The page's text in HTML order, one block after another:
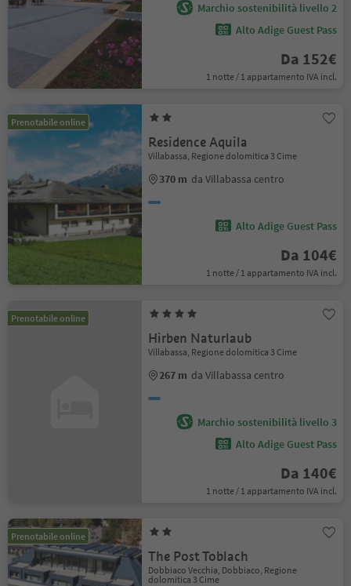
Marchio sostenibilità livello 2
Alto Adige Guest Pass
Da 152€
1 notte / 1 appartamento IVA incl.
Prenotabile online
Residence Aquila
Villabassa, Regione dolomitica 3 Cime
370 m da Villabassa centro
Alto Adige Guest Pass
Da 104€
1 notte / 1 appartamento IVA incl.
Prenotabile online
Hirben Naturlaub
Villabassa, Regione dolomitica 3 Cime
267 m da Villabassa centro
Marchio sostenibilità livello 3
Alto Adige Guest Pass
Da 140€
1 notte / 1 appartamento IVA incl.
Prenotabile online
The Post Toblach
Dobbiaco Vecchia, Dobbiaco, Regione
dolomitica 3 Cime